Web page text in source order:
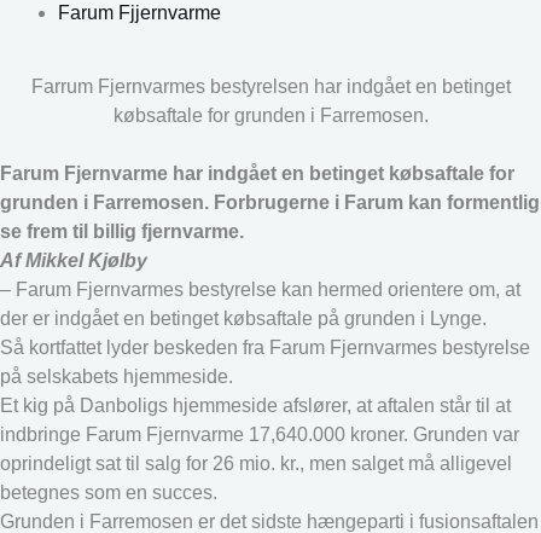
Farum Fjjernvarme
Farrum Fjernvarmes bestyrelsen har indgået en betinget
købsaftale for grunden i Farremosen.
Farum Fjernvarme har indgået en betinget købsaftale for
grunden i Farremosen. Forbrugerne i Farum kan formentlig
se frem til billig fjernvarme.
Af Mikkel Kjølby
– Farum Fjernvarmes bestyrelse kan hermed orientere om, at
der er indgået en betinget købsaftale på grunden i Lynge.
Så kortfattet lyder beskeden fra Farum Fjernvarmes bestyrelse
på selskabets hjemmeside.
Et kig på Danboligs hjemmeside afslører, at aftalen står til at
indbringe Farum Fjernvarme 17,640.000 kroner. Grunden var
oprindeligt sat til salg for 26 mio. kr., men salget må alligevel
betegnes som en succes.
Grunden i Farremosen er det sidste hængeparti i fusionsaftalen